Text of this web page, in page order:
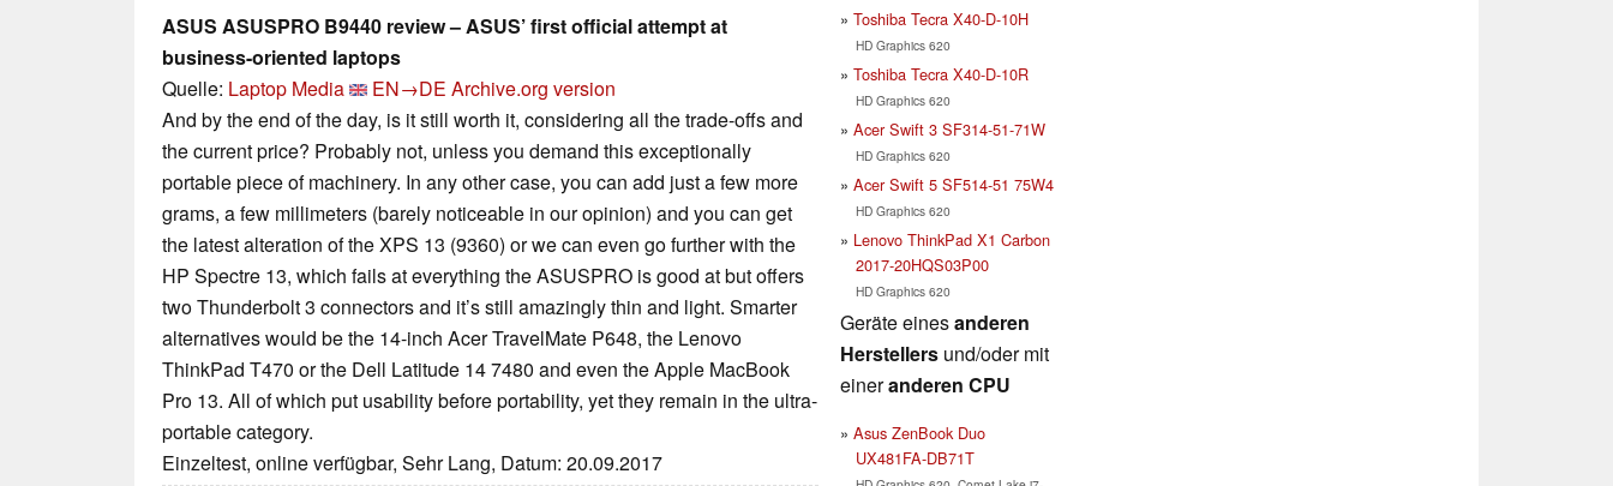
ASUS ASUSPRO B9440 review – ASUS’ first official attempt at
business-oriented laptops
Quelle: Laptop Media EN→DE Archive.org version
And by the end of the day, is it still worth it, considering all the trade-offs and
the current price? Probably not, unless you demand this exceptionally
portable piece of machinery. In any other case, you can add just a few more
grams, a few millimeters (barely noticeable in our opinion) and you can get
the latest alteration of the XPS 13 (9360) or we can even go further with the
HP Spectre 13, which fails at everything the ASUSPRO is good at but offers
two Thunderbolt 3 connectors and it’s still amazingly thin and light. Smarter
alternatives would be the 14-inch Acer TravelMate P648, the Lenovo
ThinkPad T470 or the Dell Latitude 14 7480 and even the Apple MacBook
Pro 13. All of which put usability before portability, yet they remain in the ultra-
portable category.
Einzeltest, online verfügbar, Sehr Lang, Datum: 20.09.2017
Toshiba Tecra X40-D-10H
HD Graphics 620
Toshiba Tecra X40-D-10R
HD Graphics 620
Acer Swift 3 SF314-51-71W
HD Graphics 620
Acer Swift 5 SF514-51 75W4
HD Graphics 620
Lenovo ThinkPad X1 Carbon
2017-20HQS03P00
HD Graphics 620
Geräte einesanderen
Herstellers und/oder mit
eineranderen CPU
Asus ZenBook Duo
UX481FA-DB71T